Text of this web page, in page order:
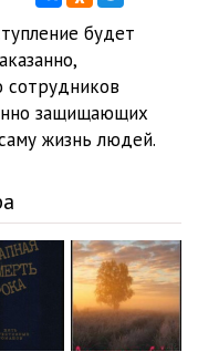
41:07
будет
сотрудников
защищающих
жизнь людей.